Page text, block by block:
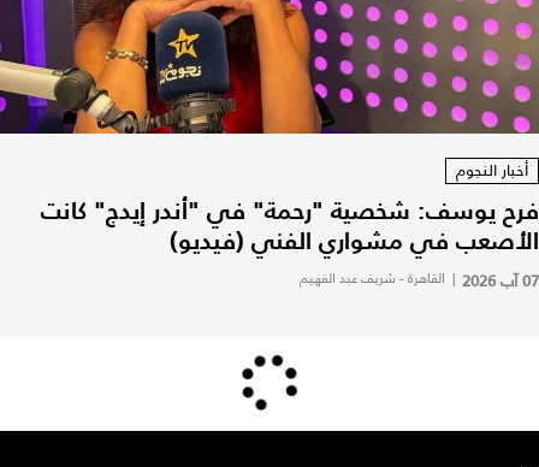
أخبار النجوم
فرح يوسف: شخصية "رحمة" في "أندر إيدج" كانت
الأصعب في مشواري الفني (فيديو)
07 آب 2026 | القاهرة - شريف عبد الفهيم